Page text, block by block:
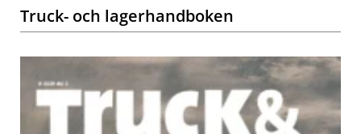
Truck- och lagerhandboken